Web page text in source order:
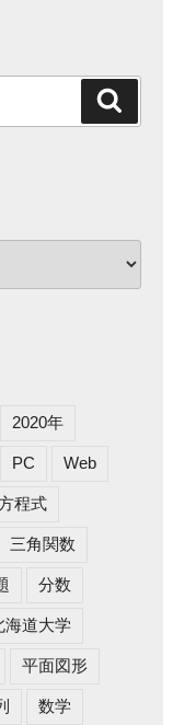
2020年
PC Web
程式
三角関数
分数
海道大学
平面図形
数学